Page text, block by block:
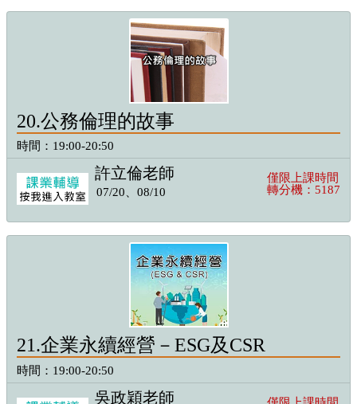
20.公務倫理的故事
時間：19:00-20:50
許立倫老師
僅限上課時間
轉分機：5187
07/20、08/10
21.企業永續經營－ESG及CSR
時間：19:00-20:50
吳政穎老師